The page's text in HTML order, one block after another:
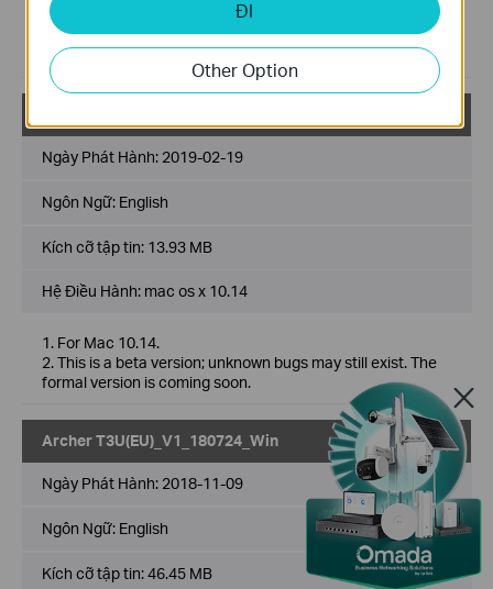
Modifications and Bug Fixes:
1. For Mac 10.9~10.14.
2. For Archer T3U V1&V1.8
Về
Ngày Phát Hành: 2019-02-19
Ngôn Ngữ: English
Kích cỡ tập tin: 13.93 MB
Hệ Điều Hành: mac os x 10.14
1. For Mac 10.14.
2. This is a beta version; unknown bugs may still exist. The
formal version is coming soon.
Archer T3U(EU)_V1_180724_Win
Về
Ngày Phát Hành: 2018-11-09
Ngôn Ngữ: English
Kích cỡ tập tin:46.45 MB
ĐI
Other Option